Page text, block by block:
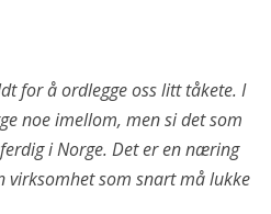
for å ordlegge oss litt tåkete. I
noe imellom, men si det som
i Norge. Det er en næring
virksomhet som snart må lukke